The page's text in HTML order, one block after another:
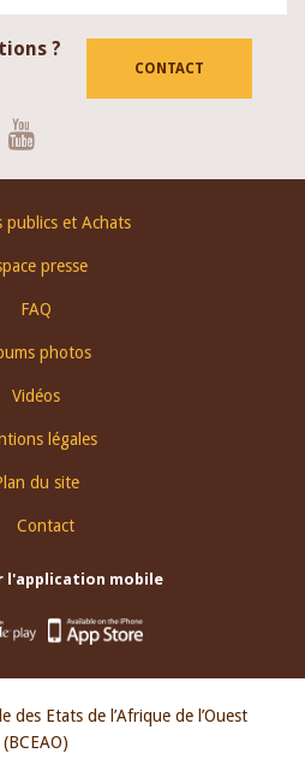
?
CONTACT
publics et Achats
presse
FAQ
photos
Vidéos
légales
du site
Contact
l'application mobile
Etats de l’Afrique de l’Ouest
(BCEAO)